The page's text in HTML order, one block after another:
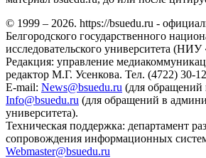
© 1999 – 2026. https://bsuedu.ru -
Белгородского государственного
исследовательского университета
Редакция: управление
редактор М.Г. Усенкова. Тел. (4722) 30-
E-mail: News@bsuedu.ru (для обращений
Info@bsuedu.ru (для обращений в
университета).
Техническая поддержка: департамент
сопровождения информационных
Webmaster@bsuedu.ru